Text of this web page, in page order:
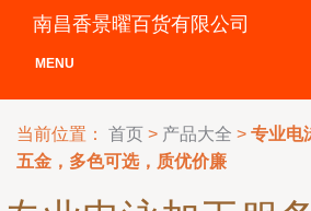
南昌香景曜百货有限公司
MENU
当前位置： 首页 > 产品大全 > 专业电
五金，多色可选，质优价廉